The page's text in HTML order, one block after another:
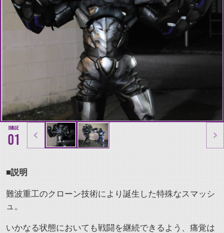
01
■説明
難波重工のクローン技術により誕生した特殊なスマッシ
ュ。
いかなる状態においても戦闘を継続できるよう、痛覚は